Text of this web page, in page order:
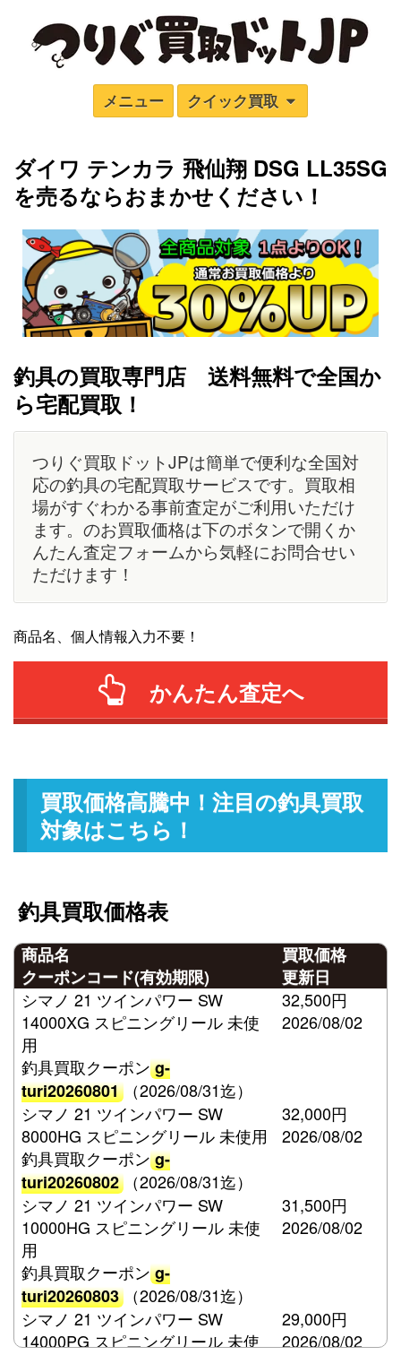
メニュー クイック買取
ダイワ テンカラ 飛仙翔 DSG LL35SG
を売るならおまかせください！
釣具の買取専門店 送料無料で全国か
ら宅配買取！
つりぐ買取ドットJPは簡単で便利な全国対
応の釣具の宅配買取サービスです。買取相
場がすぐわかる事前査定がご利用いただけ
ます。のお買取価格は下のボタンで開くか
んたん査定フォームから気軽にお問合せい
ただけます！
商品名、個人情報入力不要！
かんたん査定へ
買取価格高騰中！注目の釣具買取
対象はこちら！
釣具買取価格表
商品名
クーポンコード(有効期限)
買取価格
更新日
シマノ 21 ツインパワー SW
14000XG スピニングリール 未使
用
釣具買取クーポン g-
turi20260801
（2026/08/31迄）
32,500円
2026/08/02
シマノ 21 ツインパワー SW
8000HG スピニングリール 未使用
釣具買取クーポン g-
turi20260802
（2026/08/31迄）
32,000円
2026/08/02
シマノ 21 ツインパワー SW
10000HG スピニングリール 未使
用
釣具買取クーポン g-
turi20260803
（2026/08/31迄）
31,500円
2026/08/02
シマノ 21 ツインパワー SW
14000PG スピニングリール 未使
29,000円
2026/08/02